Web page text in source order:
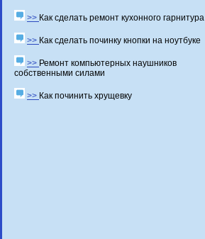
>> Как сделать ремонт кухонного гарнитура
>> Как сделать починку кнопки на ноутбуке
>> Ремонт компьютерных наушников
собственными силами
>> Как починить хрущевку